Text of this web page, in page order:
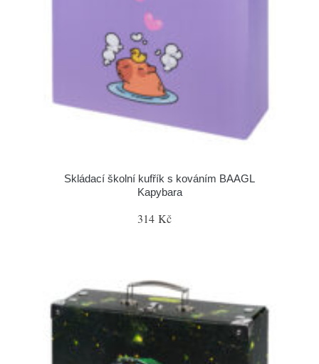
Skládací školní kufřík s kováním BAAGL
Kapybara
314 Kč